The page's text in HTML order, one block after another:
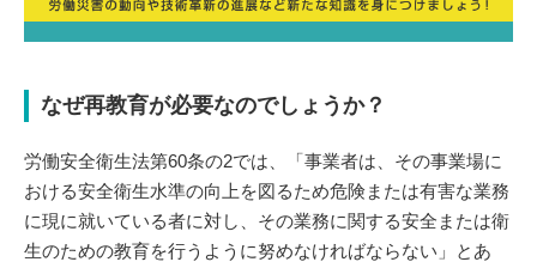
なぜ再教育が必要なのでしょうか？
労働安全衛生法第60条の2では、「事業者は、その事業場に
おける安全衛生水準の向上を図るため危険または有害な業務
に現に就いている者に対し、その業務に関する安全または衛
生のための教育を行うように努めなければならない」とあ